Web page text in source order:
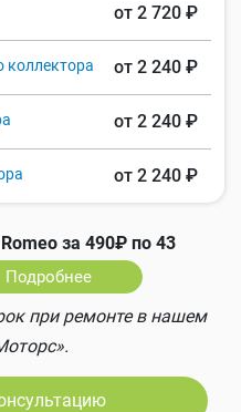
от 2 720 ₽
коллектора от 2 240 ₽
от 2 240 ₽
от 2 240 ₽
за 490₽ по 43
Подробнее
при ремонте в нашем